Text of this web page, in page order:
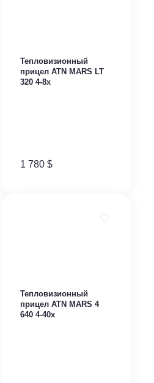
Тепловизионный
прицел ATN MARS LT
320 4-8x
1 780 $
Тепловизионный
прицел ATN MARS 4
640 4-40x